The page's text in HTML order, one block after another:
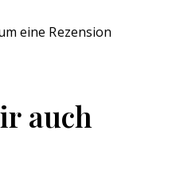
eine Rezension
auch